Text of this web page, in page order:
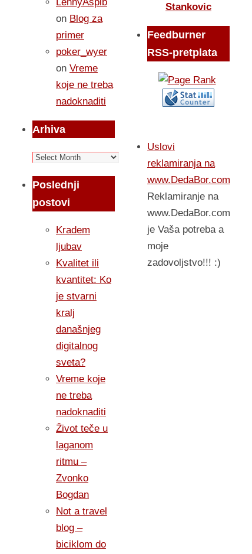
on Blog za
primer
poker_wyer
on Vreme
koje ne treba
nadoknaditi
Arhiva
Arhiva
Poslednji
postovi
Kradem
ljubav
Kvalitet ili
kvantitet: Ko
je stvarni
kralj
današnjeg
digitalnog
sveta?
Vreme koje
ne treba
nadoknaditi
Život teče u
laganom
ritmu –
Zvonko
Bogdan
Not a travel
blog –
biciklom do
Stankovic
Feedburner
RSS-pretplata
Uslovi
reklamiranja na
www.DedaBor.com
Reklamiranje na
www.DedaBor.com
je Vaša potreba a
moje
zadovoljstvo!!! :)